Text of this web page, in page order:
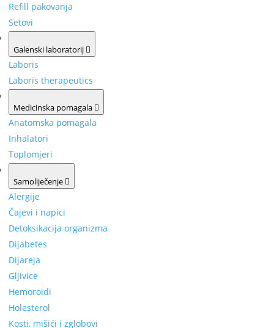
Refill pakovanja
Setovi
Galenski laboratorij
Laboris
Laboris therapeutics
Medicinska pomagala
Anatomska pomagala
Inhalatori
Toplomjeri
Samoliječenje
Alergije
Čajevi i napici
Detoksikacija organizma
Dijabetes
Dijareja
Gljivice
Hemoroidi
Holesterol
Kosti, mišići i zglobovi